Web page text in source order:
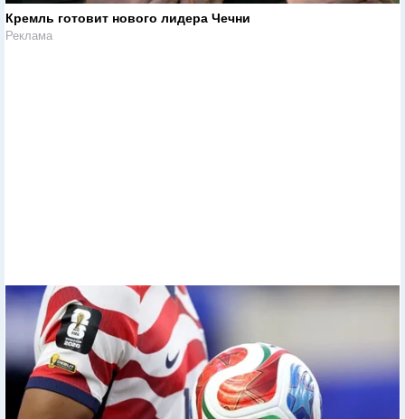
Кремль готовит нового лидера Чечни
Реклама